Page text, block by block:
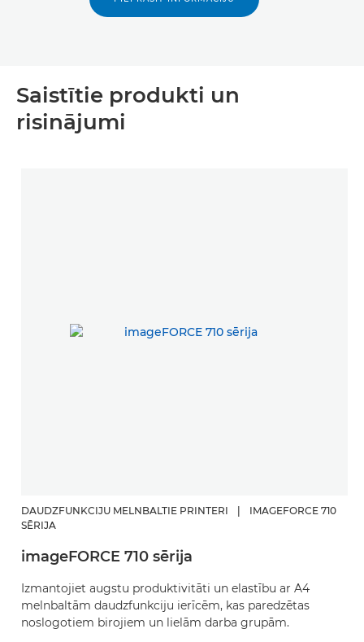
Saistītie produkti un
risinājumi
DAUDZFUNKCIJU MELNBALTIE PRINTERI
IMAGEFORCE 710
SĒRIJA
imageFORCE 710 sērija
Izmantojiet augstu produktivitāti un elastību ar A4
melnbaltām daudzfunkciju ierīcēm, kas paredzētas
noslogotiem birojiem un lielām darba grupām.